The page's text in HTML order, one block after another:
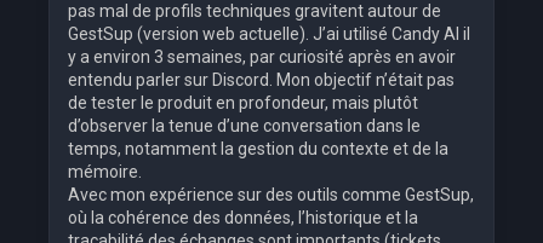
pas mal de profils techniques gravitent autour de
GestSup (version web actuelle). J’ai utilisé Candy AI il
y a environ 3 semaines, par curiosité après en avoir
entendu parler sur Discord. Mon objectif n’était pas
de tester le produit en profondeur, mais plutôt
d’observer la tenue d’une conversation dans le
temps, notamment la gestion du contexte et de la
mémoire.
Avec mon expérience sur des outils comme GestSup,
où la cohérence des données, l’historique et la